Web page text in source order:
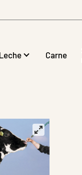
Carne